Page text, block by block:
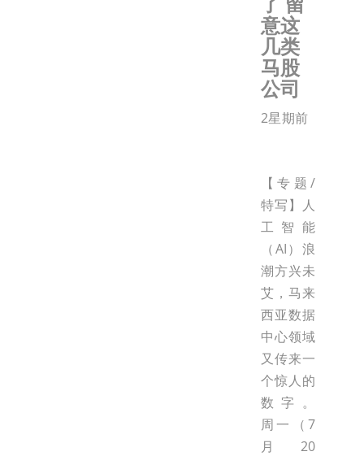
意这
几类
马股
公司
2星期前
【专题/
特写】人
工智能
（AI）浪
潮方兴未
艾，马来
西亚数据
中心领域
又传来一
个惊人的
数字。
周一（7
月20